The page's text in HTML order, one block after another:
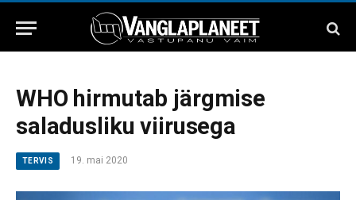
WHO hirmutab järgmise
saladusliku viirusega
TERVIS 19. mai 2020